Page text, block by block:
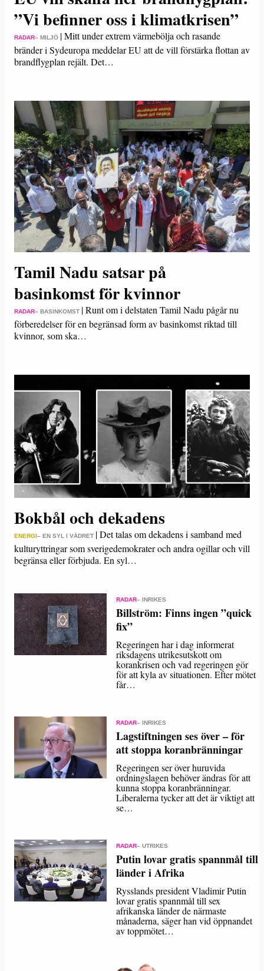
”Vi befinner oss i klimatkrisen”
RADAR– MILJÖ |Mitt under extrem värmebölja och rasande
bränder i Sydeuropa meddelar EU att de vill förstärka flottan av
brandflygplan rejält. Det…
Tamil Nadu satsar på
basinkomst för kvinnor
RADAR– BASINKOMST |Runt om i delstaten Tamil Nadu pågår nu
förberedelser för en begränsad form av basinkomst riktad till
kvinnor, som ska…
Bokbål och dekadens
ENERGI– EN SYL I VÄDRET |Det talas om dekadens i samband med
kulturyttringar som sverigedemokrater och andra ogillar och vill
begränsa eller förbjuda. En syl…
RADAR– INRIKES
Billström: Finns ingen ”quick
fix”
Regeringen har i dag informerat
riksdagens utrikesutskott om
korankrisen och vad regeringen gör
för att kyla av situationen. Efter mötet
får…
RADAR– INRIKES
Lagstiftningen ses över – för
att stoppa koranbränningar
Regeringen ser över huruvida
ordningslagen behöver ändras för att
kunna stoppa koranbränningar.
Liberalerna tycker att det är viktigt att
se…
RADAR– UTRIKES
Putin lovar gratis spannmål till
länder i Afrika
Rysslands president Vladimir Putin
lovar gratis spannmål till sex
afrikanska länder de närmaste
månaderna, säger han vid öppnandet
av toppmötet…